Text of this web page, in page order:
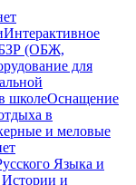
Интерактивное
(ОБЖ,
для
школеОснащение
в
и меловые
Языка и
и